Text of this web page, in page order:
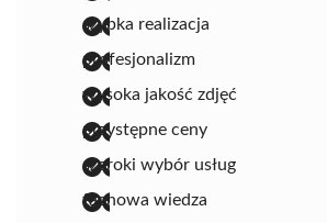
szybka realizacja
profesjonalizm
wysoka jakość zdjęć
przystępne ceny
szeroki wybór usług
fachowa wiedza